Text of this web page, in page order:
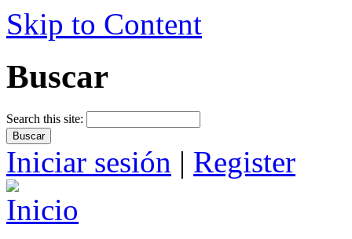
Skip to Content
Buscar
Search this site:
Iniciar sesión | Register